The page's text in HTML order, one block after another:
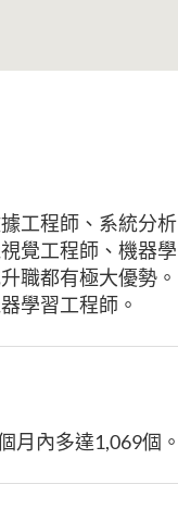
工程師、系統分析
覺工程師、機器學
職都有極大優勢。
學習工程師。
月內多達1,069個。